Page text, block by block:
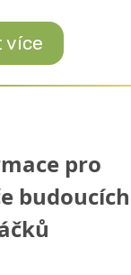
více
pro
budoucích